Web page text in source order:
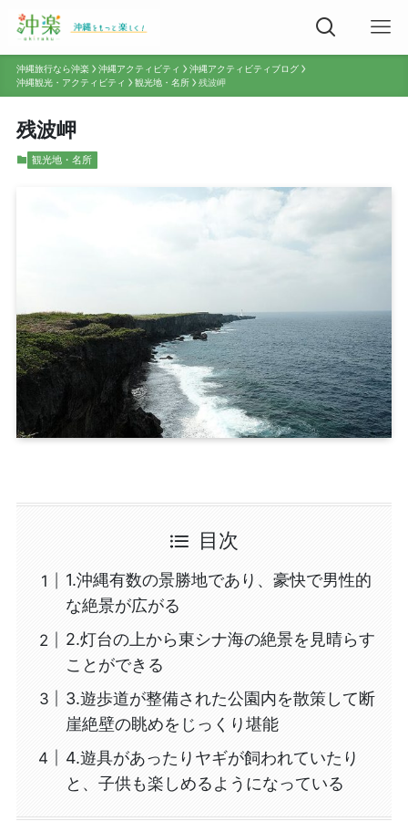
沖縄旅行なら沖楽 沖縄アクティビティ
沖縄アクティビティブログ
沖縄観光・アクティビティ
観光地・名所 残波岬
残波岬
観光地・名所
目次
1.沖縄有数の景勝地であり、豪快で男性的
な絶景が広がる
2.灯台の上から東シナ海の絶景を見晴らす
ことができる
3.遊歩道が整備された公園内を散策して断
崖絶壁の眺めをじっくり堪能
4.遊具があったりヤギが飼われていたり
と、子供も楽しめるようになっている